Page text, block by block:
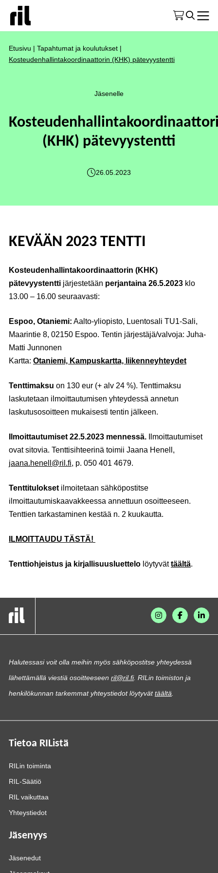
Etusivu | Tapahtumat ja koulutukset |
Kosteudenhallintakoordinaattorin (KHK) pätevyystentti
Jäsenelle
(KHK) pätevyystentti
26.05.2023
KEVÄÄN 2023 TENTTI
Kosteudenhallintakoordinaattorin (KHK)
pätevyystentti järjestetään perjantaina 26.5.2023 klo
13.00 – 16.00 seuraavasti:
Espoo, Otaniemi: Aalto-yliopisto, Luentosali TU1-Sali,
Maarintie 8, 02150 Espoo. Tentin järjestäjä/valvoja: Juha-
Matti Junnonen
Kartta: Otaniemi, Kampuskartta, liikenneyhteydet
Tenttimaksu on 130 eur (+ alv 24 %). Tenttimaksu
laskutetaan ilmoittautumisen yhteydessä annetun
laskutusosoitteen mukaisesti tentin jälkeen.
Ilmoittautumiset 22.5.2023 mennessä. Ilmoittautumiset
ovat sitovia. Tenttisihteerinä toimii Jaana Henell,
jaana.henell@ril.fi, p. 050 401 4679.
Tenttitulokset ilmoitetaan sähköpostitse
ilmoittautumiskaavakkeessa annettuun osoitteeseen.
Tenttien tarkastaminen kestää n. 2 kuukautta.
ILMOITTAUDU TÄSTÄ!
Tenttiohjeistus ja kirjallisuusluettelo löytyvättäältä.
Halutessasi voit olla meihin myös sähköpostitse yhteydessä
lähettämällä viestiä osoitteeseen ril@ril.fi. RILin toimiston ja
henkilökunnan tarkemmat yhteystiedot löytyvättäältä
Tietoa RIListä
RILin toiminta
RIL-Säätiö
RIL vaikuttaa
Yhteystiedot
Jäsenyys
Jäsenedut